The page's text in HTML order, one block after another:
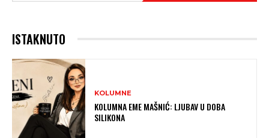
ISTAKNUTO
KOLUMNE
KOLUMNA EME MAŠNIĆ: LJUBAV U DOBA
SILIKONA